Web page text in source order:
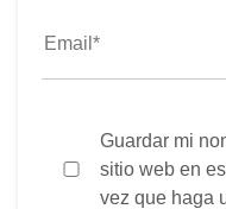
Guardar mi
sitio web en
vez que haga